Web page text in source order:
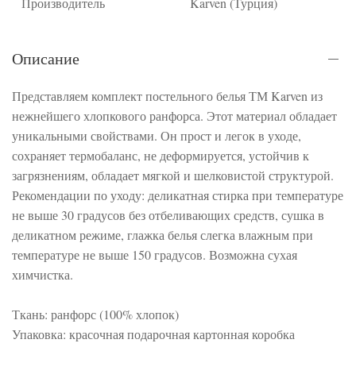
Описание
Представляем комплект постельного белья ТМ Karven из
нежнейшего хлопкового ранфорса. Этот материал обладает
уникальными свойствами. Он прост и легок в уходе,
сохраняет термобаланс, не деформируется, устойчив к
загрязнениям, обладает мягкой и шелковистой структурой.
Рекомендации по уходу: деликатная стирка при температуре
не выше 30 градусов без отбеливающих средств, сушка в
деликатном режиме, глажка белья слегка влажным при
температуре не выше 150 градусов. Возможна сухая
химчистка.
Ткань: ранфорс (100% хлопок)
Упаковка: красочная подарочная картонная коробка